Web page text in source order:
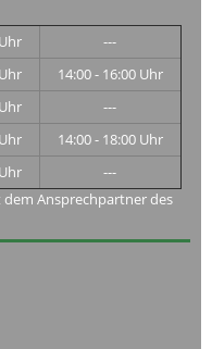
---
14:00 - 16:00 Uhr
---
14:00 - 18:00 Uhr
---
Ansprechpartner des